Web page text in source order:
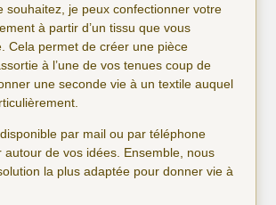
souhaitez, je peux confectionner votre
à partir d’un tissu que vous
Cela permet de créer une pièce
à l’une de vos tenues coup de
une seconde vie à un textile auquel
par mail ou par téléphone
autour de vos idées. Ensemble, nous
la plus adaptée pour donner vie à